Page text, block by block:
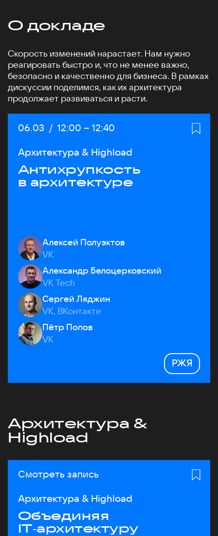
О докладе
Скорость изменений нарастает. Нам нужно
реагировать быстро и, что не менее важно,
безопасно и качественно для бизнеса. В рамках
дискуссии поделимся, как их архитектура
продолжает развиваться и расти.
Дата:
06.03 / Начало:
12:00 – Конец:
12:40
Архитектура & Highload
Антихрупкость
в архитектуре
Алексей Полуэктов
VK
Александр Белоцерковский
VK Tech
Сергей Ляджин
VK, ВКонтакте
Пётр Попов
VK
РЖЯ
Архитектура &
Highload
Смотреть запись
Архитектура & Highload
Объединяя
IT‑архитектуру